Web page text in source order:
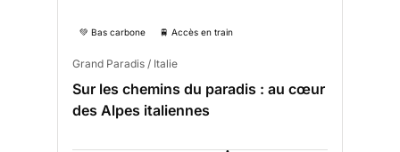
💚 Bas carbone 🚆 Accès en train
Grand Paradis / Italie
Sur les chemins du paradis : au cœur
des Alpes italiennes